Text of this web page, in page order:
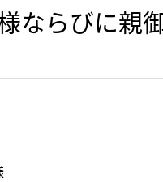
ならびに親